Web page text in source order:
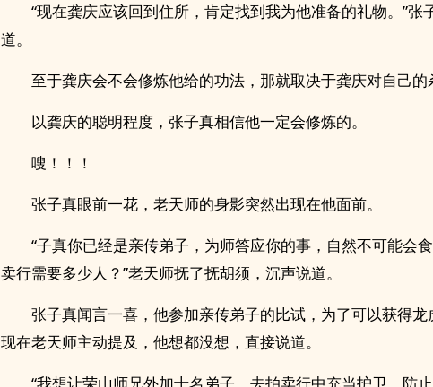
“现在龚庆应该回到住所，肯定找到我为他准备的礼物。”张
道。
至于龚庆会不会修炼他给的功法，那就取决于龚庆对自己的
以龚庆的聪明程度，张子真相信他一定会修炼的。
嗖！！！
张子真眼前一花，老天师的身影突然出现在他面前。
“子真你已经是亲传弟子，为师答应你的事，自然不可能会
卖行需要多少人？”老天师抚了抚胡须，沉声说道。
张子真闻言一喜，他参加亲传弟子的比试，为了可以获得龙
现在老天师主动提及，他想都没想，直接说道。